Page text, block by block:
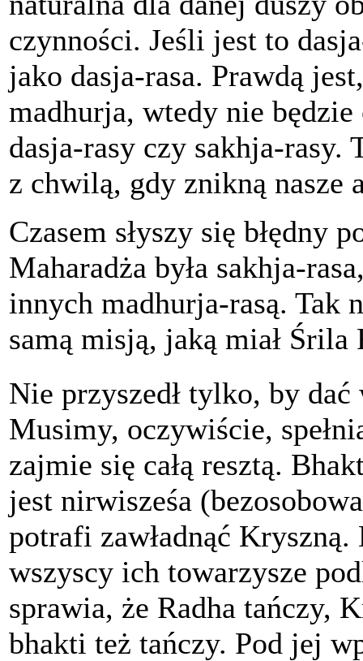
czynności. Jeśli jest to
jako dasja-rasa. Prawdą
madhurja, wtedy nie
dasja-rasy czy sakhja-rasy.
z chwilą, gdy znikną nasze
Czasem słyszy się błędny
Maharadża była sakhja-
innych madhurja-rasą. Tak
samą misją, jaką miał Śrila
Nie przyszedł tylko, by
Musimy, oczywiście,
zajmie się całą resztą.
jest nirwisześa
potrafi zawładnąć
wszyscy ich towarzysze
sprawia, że Radha tańczy,
bhakti też tańczy. Pod jej